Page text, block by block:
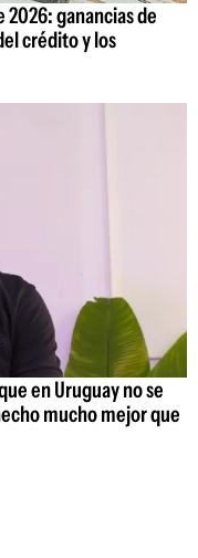
ganancias de
crédito y los
en Uruguay no se
mucho mejor que